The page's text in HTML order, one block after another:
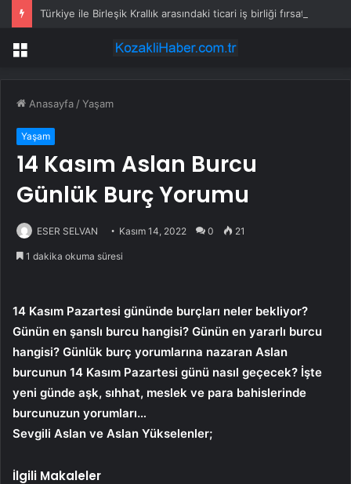
Menü
Anasayfa /Yaşam
Yaşam
14 Kasım Aslan Burcu
Günlük Burç Yorumu
ESER SELVAN Kasım 14, 2022 0 21
1 dakika okuma süresi
14 Kasım Pazartesi gününde burçları neler bekliyor?
Günün en şanslı burcu hangisi? Günün en yararlı burcu
hangisi? Günlük burç yorumlarına nazaran Aslan
burcunun 14 Kasım Pazartesi günü nasıl geçecek? İşte
yeni günde aşk, sıhhat, meslek ve para bahislerinde
burcunuzun yorumları…
Sevgili Aslan ve Aslan Yükselenler;
İlgili Makaleler